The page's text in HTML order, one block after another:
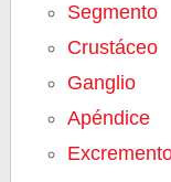
Segmento
Crustáceo
Ganglio
Apéndice